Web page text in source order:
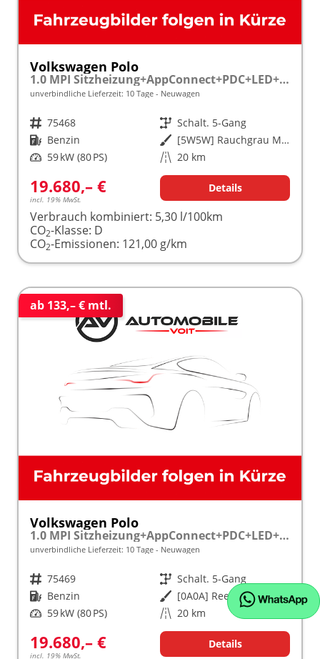
Volkswagen Polo
1.0 MPI Sitzheizung+AppConnect+PDC+LED+Touch+Lichtsensor+MultiLenkrad
unverbindliche Lieferzeit: 10 Tage Neuwagen
Fahrzeugnr. 75468 Getriebe Schalt. 5-Gang
Kraftstoff Benzin Außenfarbe
[5W5W] Rauchgrau Metallic
Leistung 59 kW (80 PS) Kilometerstand 20 km
19.680,– €
incl. 19% MwSt.
Details
Verbrauch kombiniert: 5,30 l/100km
CO2-Klasse: D
CO2-Emissionen: 121,00 g/km
ab 133,– € mtl.
Volkswagen Polo
1.0 MPI Sitzheizung+AppConnect+PDC+LED+Touch+Lichtsensor+MultiLenkrad
unverbindliche Lieferzeit: 10 Tage Neuwagen
Fahrzeugnr. 75469 Getriebe Schalt. 5-Gang
Kraftstoff Benzin Außenfarbe
[0A0A] Reef Blue Metallic
Leistung 59 kW (80 PS) Kilometerstand 20 km
19.680,– €
incl. 19% MwSt.
Details